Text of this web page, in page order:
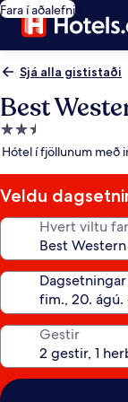
Fara í aðalefni
Sjá alla gististaði
Best
2.5
stjörnu
Hótel í fjöllunum með
Veldu
Hvert viltu
Dagsetningar
Gestir